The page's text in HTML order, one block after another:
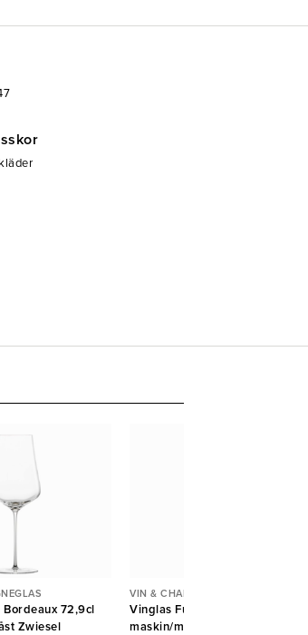
Bordeaux 72,9cl
Zwiesel
VIN & CHAMPAGNEGLAS
Vinglas Fusion 38,1cl
maskin/munblåst Zwiesel